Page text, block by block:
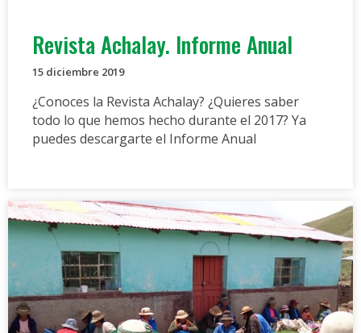
Revista Achalay. Informe Anual
15 diciembre 2019
¿Conoces la Revista Achalay? ¿Quieres saber
todo lo que hemos hecho durante el 2017? Ya
puedes descargarte el Informe Anual